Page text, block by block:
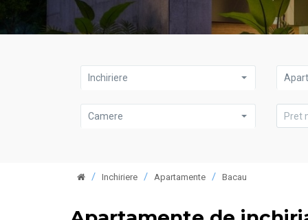
Inchiriere
Camere
Inchiriere Apartamente Bacau